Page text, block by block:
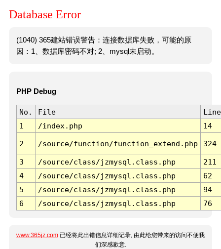
Database Error
(1040) 365建站错误警告：连接数据库失败，可能的原
因：1、数据库密码不对; 2、mysql未启动。
PHP Debug
No. File
Line
1
/index.php 14
2 /source/function/function_extend.php 324
3 /source/class/jzmysql.class.php
211
4
/source/class/jzmysql.class.php
62
5
/source/class/jzmysql.class.php
94
6
/source/class/jzmysql.class.php 76
www.365jz.com 已经将此出错信息详细记录, 由此给您带来的访问不便我
们深感歉意.